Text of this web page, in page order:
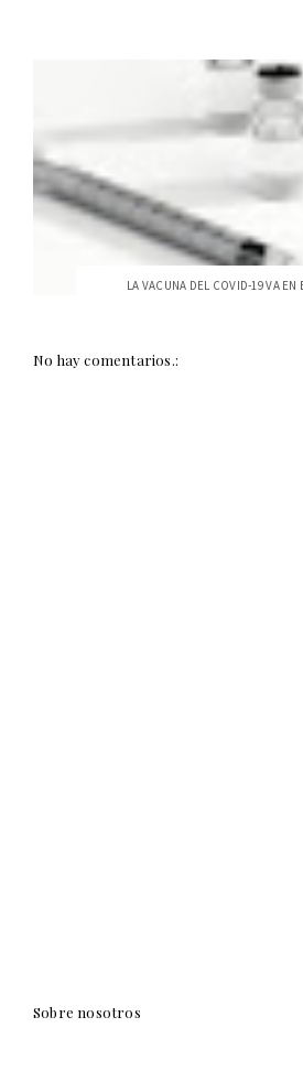
LA VACUNA DEL COVID-19 VA EN
No hay comentarios.:
Sobre nosotros